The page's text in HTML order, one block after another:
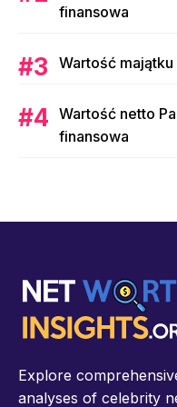
finansowa
Wartość
Wartość netto
finansowa
Explore
analyses of celebrity